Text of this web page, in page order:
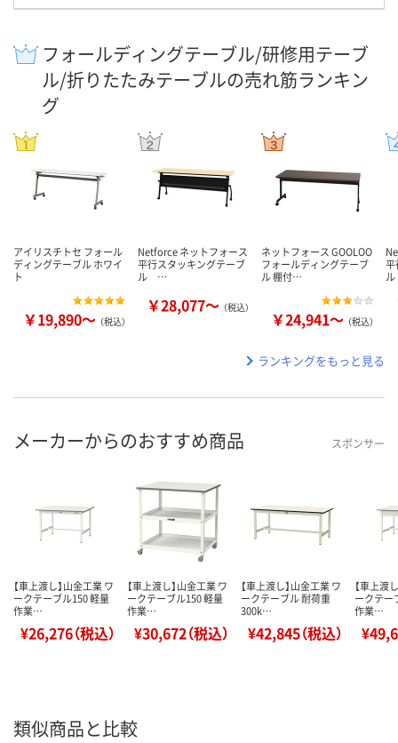
フォールディングテーブル/研修用テーブ
ル/折りたたみテーブルの売れ筋ランキン
グ
アイリスチトセ フォール
ディングテーブル ホワイ
ト
￥19,890～ （税込）
Netforce ネットフォース
平行スタッキングテーブ
ル …
￥28,077～ （税込）
ネットフォース GOOLOO
フォールディングテーブ
ル 棚付…
￥24,941～ （税込）
平
ランキングをもっと見る
メーカーからのおすすめ商品 スポンサー
【車上渡し】山金工業 ワ
ークテーブル150 軽量
作業…
¥26,276（税込）
【車上渡し】山金工業 ワ
ークテーブル150 軽量
作業…
¥30,672（税込）
【車上渡し】山金工業 ワ
ークテーブル 耐荷重
300k…
¥42,845（税込）
【車上渡
ークテー
作業…
類似商品と比較